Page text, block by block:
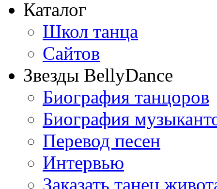
Каталог
Школ танца
Сайтов
Звезды BellyDance
Биография танцоров
Биография
Перевод песен
Интервью
Заказать танец